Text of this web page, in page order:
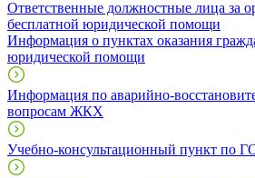
Ответственные должностные лица за
бесплатной юридической помощи
Информация о пунктах оказания
юридической помощи
Информация по аварийно-
вопросам ЖКХ
Учебно-консультационный пункт по